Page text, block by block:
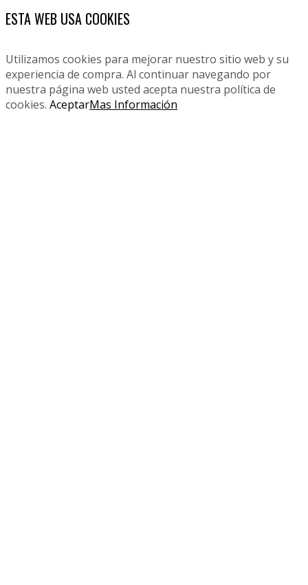
ESTA WEB USA COOKIES
Utilizamos cookies para mejorar nuestro sitio web y su
experiencia de compra. Al continuar navegando por
nuestra página web usted acepta nuestra política de
cookies. AceptarMas Información